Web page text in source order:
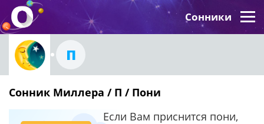
Сонники
П
Сонник Миллера / П / Пони
Если Вам приснится пони,